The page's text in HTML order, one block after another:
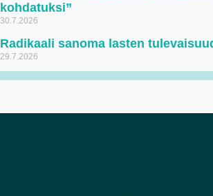
kohdatuksi”
30.7.2026
Radikaali sanoma lasten
29.7.2026